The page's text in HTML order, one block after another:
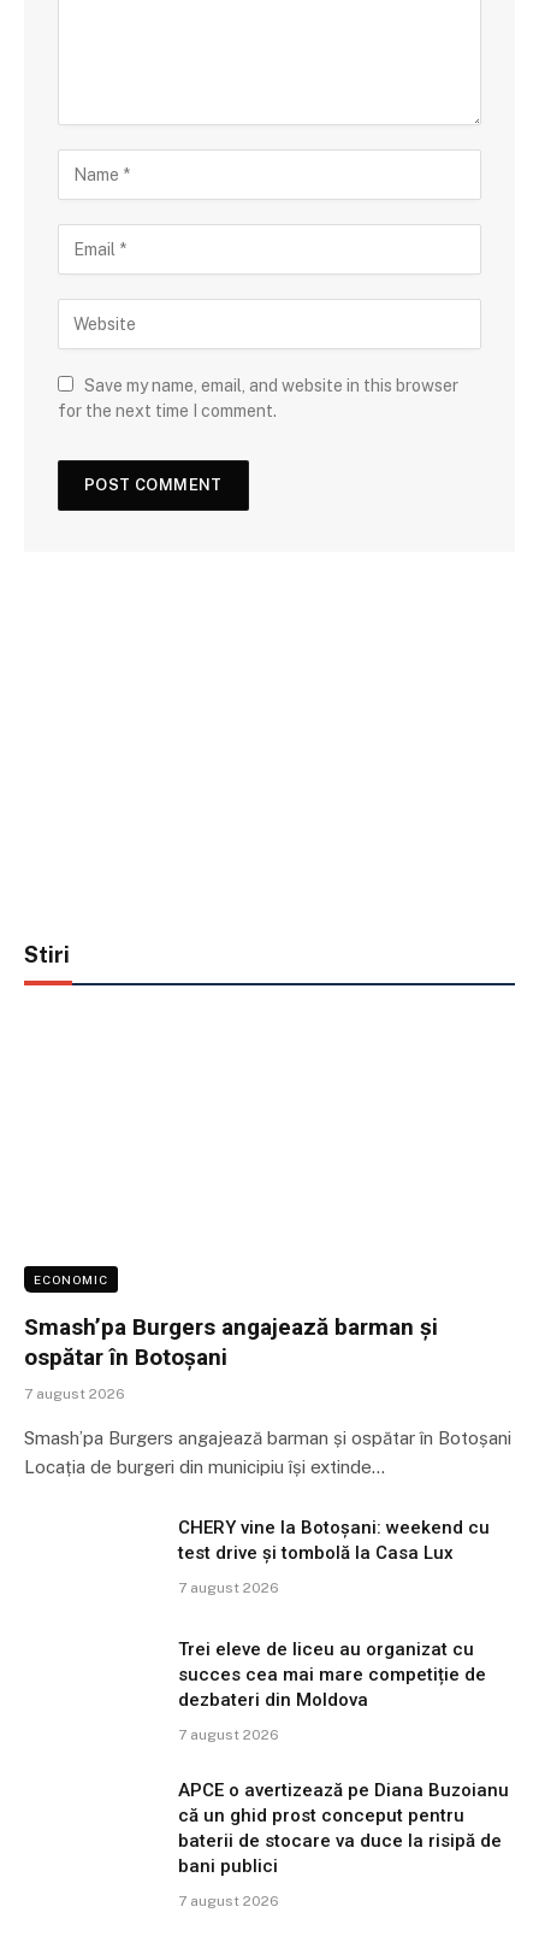
Save my name, email, and website in this browser
for the next time I comment.
Stiri
ECONOMIC
Smash’pa Burgers angajează barman și
ospătar în Botoșani
7 august 2026
Smash’pa Burgers angajează barman și ospătar în Botoșani
Locația de burgeri din municipiu își extinde…
CHERY vine la Botoșani: weekend cu
test drive și tombolă la Casa Lux
7 august 2026
Trei eleve de liceu au organizat cu
succes cea mai mare competiție de
dezbateri din Moldova
7 august 2026
APCE o avertizează pe Diana Buzoianu
că un ghid prost conceput pentru
baterii de stocare va duce la risipă de
bani publici
7 august 2026